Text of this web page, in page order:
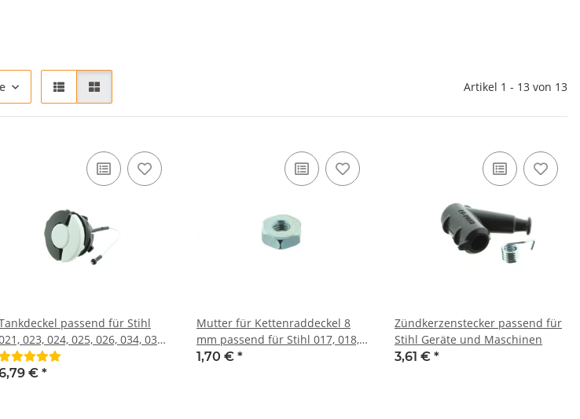
Artikel 1 - 13 von 13
passend für Stihl
023, 024, 025, 026, 034, 036,
MS171, MS181, MS192T,
MS210, MS211, MS230,
€ *
Mutter für Kettenraddeckel 8
mm passend für Stihl 017, 018,
021, 023, 025, 026, 028, 029, 032,
1,70 € *
Zündkerzenstecker passend für
Stihl Geräte und Maschinen
3,61 € *